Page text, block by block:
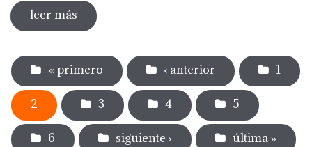
leer más sobre dia internacional de los museos
2024
Páginas
« primero ‹ anterior 1
2 3 4 5
6 siguiente › última »